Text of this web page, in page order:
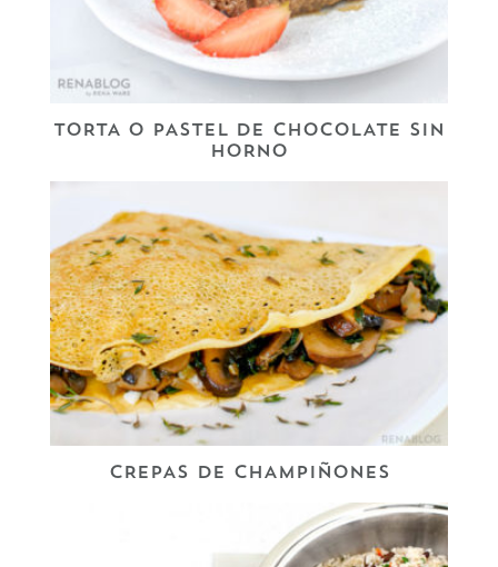
TORTA O PASTEL DE CHOCOLATE SIN
HORNO
CREPAS DE CHAMPIÑONES